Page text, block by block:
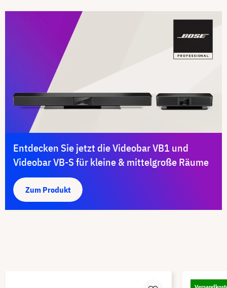
Entdecken Sie jetzt die Videobar VB1 und
Videobar VB-S für kleine & mittelgroße Räume
Zum Produkt